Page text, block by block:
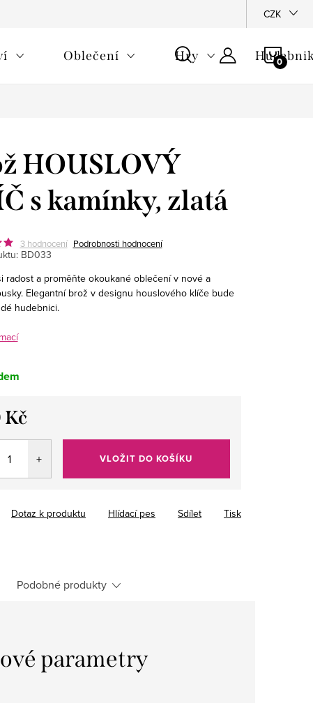
CZK
Oblečení Hry
HOUSLOVÝ
s kamínky, zlatá
3 hodnocení Podrobnosti hodnocení
BD033
radost a proměňte okoukané oblečení v nové a
Elegantní brož v designu houslového klíče bude
hudebnici.
Kč
VLOŽIT DO KOŠÍKU
Tisk
Dotaz k produktu Hlídací pes Sdílet
Podobné produkty
parametry